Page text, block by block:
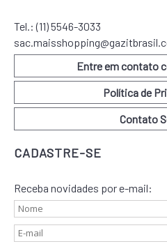
Tel.:(11) 5546-3033
Entre em contato
Política de
Contato
CADASTRE-SE
Receba novidades por e-mail: